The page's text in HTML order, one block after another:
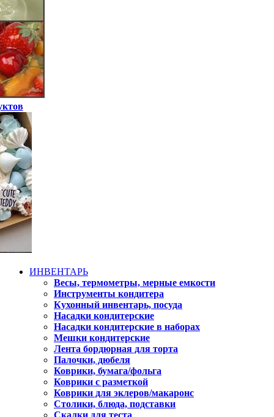
ИНВЕНТАРЬ
Весы, термометры, мерные емкости
Инструменты кондитера
Кухонный инвентарь, посуда
Насадки кондитерские
Насадки кондитерские в наборах
Мешки кондитерские
Лента бордюрная для торта
Палочки, дюбеля
Коврики, бумага/фольга
Коврики с разметкой
Коврики для эклеров/макаронс
Столики, блюда, подставки
Скалки для теста